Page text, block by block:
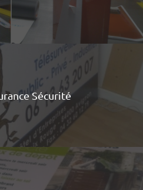
Sécurité